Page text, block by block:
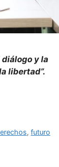
y la
libertad”.
,futuro